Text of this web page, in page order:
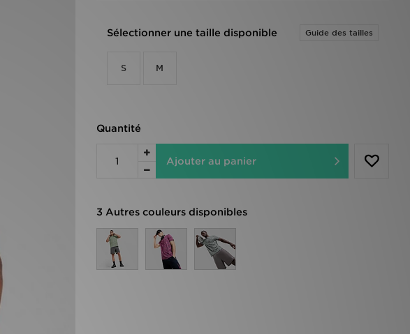
Sélectionner une taille disponible Guide des tailles
S M
Quantité
Ajouter au panier
3 Autres couleurs disponibles